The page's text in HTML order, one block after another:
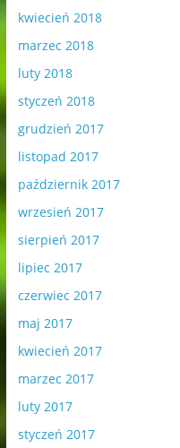
kwiecień 2018
marzec 2018
luty 2018
styczeń 2018
grudzień 2017
listopad 2017
październik 2017
wrzesień 2017
sierpień 2017
lipiec 2017
czerwiec 2017
maj 2017
kwiecień 2017
marzec 2017
luty 2017
styczeń 2017